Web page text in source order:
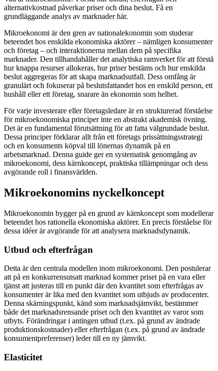
alternativkostnad påverkar priser och dina beslut. Få en
grundläggande analys av marknader här.
Mikroekonomi är den gren av nationalekonomin som studerar
beteendet hos enskilda ekonomiska aktörer – nämligen konsumenter
och företag – och interaktionerna mellan dem på specifika
marknader. Den tillhandahåller det analytiska ramverket för att förstå
hur knappa resurser allokeras, hur priser bestäms och hur enskilda
beslut aggregeras för att skapa marknadsutfall. Dess omfång är
granulärt och fokuserar på beslutsfattandet hos en enskild person, ett
hushåll eller ett företag, snarare än ekonomin som helhet.
För varje investerare eller företagsledare är en strukturerad förståelse
för mikroekonomiska principer inte en abstrakt akademisk övning.
Det är en fundamental förutsättning för att fatta välgrundade beslut.
Dessa principer förklarar allt från ett företags prissättningsstrategi
och en konsuments köpval till lönernas dynamik på en
arbetsmarknad. Denna guide ger en systematisk genomgång av
mikroekonomi, dess kärnkoncept, praktiska tillämpningar och dess
avgörande roll i finansvärlden.
Mikroekonomins nyckelkoncept
Mikroekonomin bygger på en grund av kärnkoncept som modellerar
beteendet hos rationella ekonomiska aktörer. En precis förståelse för
dessa idéer är avgörande för att analysera marknadsdynamik.
Utbud och efterfrågan
Detta är den centrala modellen inom mikroekonomi. Den postulerar
att på en konkurrensutsatt marknad kommer priset på en vara eller
tjänst att justeras till en punkt där den kvantitet som efterfrågas av
konsumenter är lika med den kvantitet som utbjuds av producenter.
Denna skärningspunkt, känd som marknadsjämvikt, bestämmer
både det marknadsrensande priset och den kvantitet av varor som
utbyts. Förändringar i antingen utbud (t.ex. på grund av ändrade
produktionskostnader) eller efterfrågan (t.ex. på grund av ändrade
konsumentpreferenser) leder till en ny jämvikt.
Elasticitet